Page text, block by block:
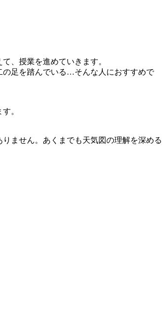
、授業を進めていきます。
の足を踏んでいる…そんな人におすすめで
。
ません。あくまでも天気図の理解を深める